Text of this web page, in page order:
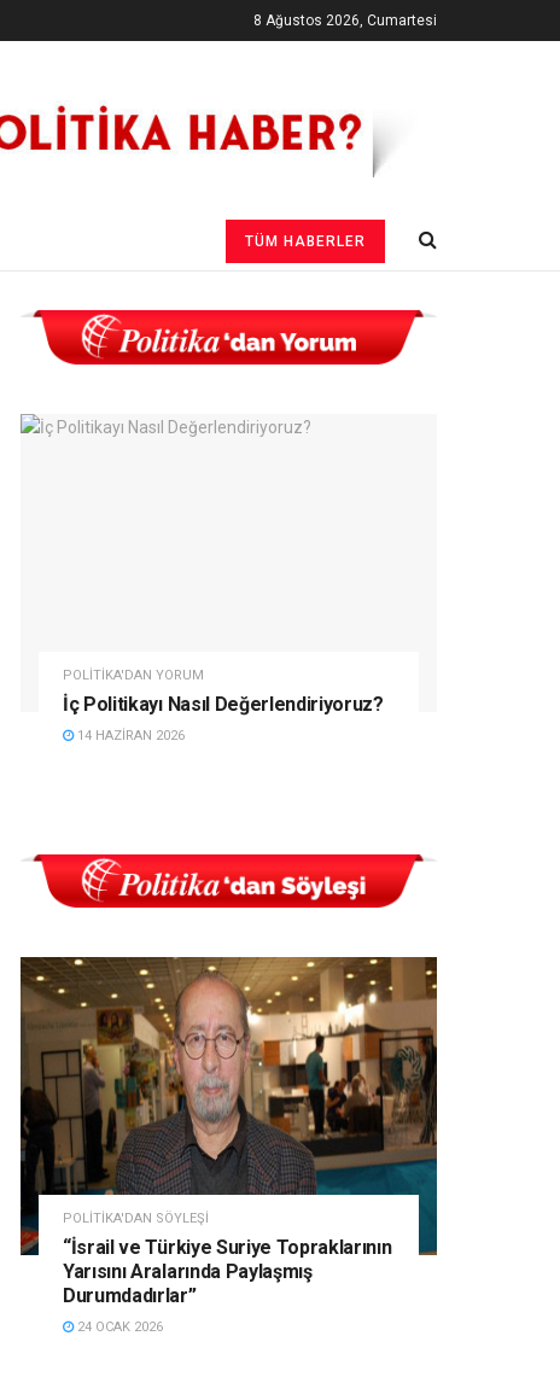
8 Ağustos 2026, Cumartesi
TÜM HABERLER
POLITIKA'DAN YORUM
İç Politikayı Nasıl Değerlendiriyoruz?
14 HAZIRAN 2026
POLITIKA'DAN SÖYLEŞI
“İsrail ve Türkiye Suriye Topraklarının
Yarısını Aralarında Paylaşmış
Durumdadırlar”
24 OCAK 2026